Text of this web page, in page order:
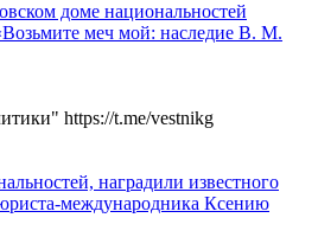
доме национальностей
меч мой: наследие В. М.
https://t.me/vestnikg
наградили известного
международника Ксению